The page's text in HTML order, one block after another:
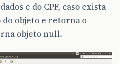
e do CPF, caso exista
objeto e retorna o
objeto null.